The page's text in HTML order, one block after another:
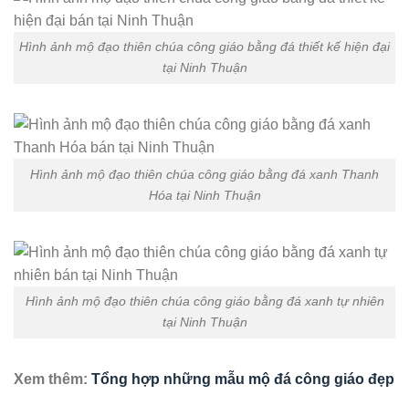
Hình ảnh mộ đạo thiên chúa công giáo bằng đá thiết kế hiện đại
tại Ninh Thuận
Hình ảnh mộ đạo thiên chúa công giáo bằng đá xanh Thanh
Hóa tại Ninh Thuận
Hình ảnh mộ đạo thiên chúa công giáo bằng đá xanh tự nhiên
tại Ninh Thuận
Xem thêm: Tổng hợp những mẫu mộ đá công giáo đẹp